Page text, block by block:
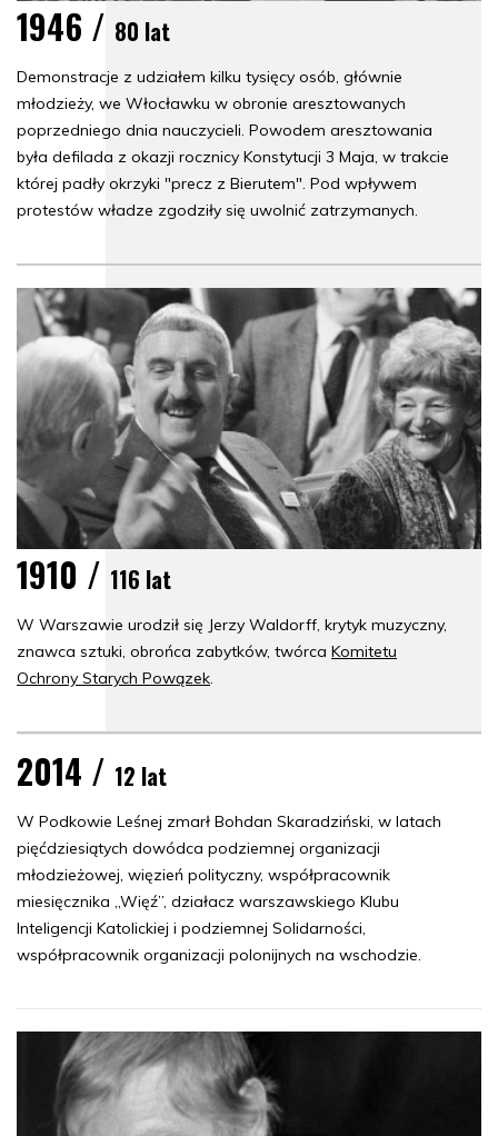
1946 / 80 lat
Demonstracje z udziałem kilku tysięcy osób, głównie
młodzieży, we Włocławku w obronie aresztowanych
poprzedniego dnia nauczycieli. Powodem aresztowania
była defilada z okazji rocznicy Konstytucji 3 Maja, w trakcie
której padły okrzyki "precz z Bierutem". Pod wpływem
protestów władze zgodziły się uwolnić zatrzymanych.
1910 / 116 lat
W Warszawie urodził się Jerzy Waldorff, krytyk muzyczny,
znawca sztuki, obrońca zabytków, twórca Komitetu
Ochrony Starych Powązek.
2014 / 12 lat
W Podkowie Leśnej zmarł Bohdan Skaradziński, w latach
pięćdziesiątych dowódca podziemnej organizacji
młodzieżowej, więzień polityczny, współpracownik
miesięcznika „Więź”, działacz warszawskiego Klubu
Inteligencji Katolickiej i podziemnej Solidarności,
współpracownik organizacji polonijnych na wschodzie.